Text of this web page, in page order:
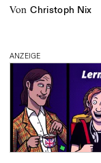
von Christoph Nix
ANZEIGE